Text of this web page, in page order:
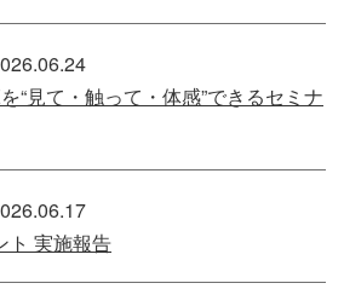
“見て・触って・体感”できるセミナ
ト 実施報告